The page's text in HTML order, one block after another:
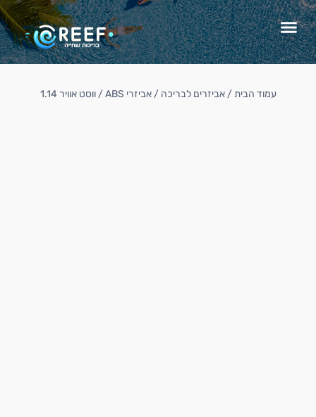
עמוד הבית/אביזרים לבריכה /אביזרי ABS / ווסט אוויר 1.14